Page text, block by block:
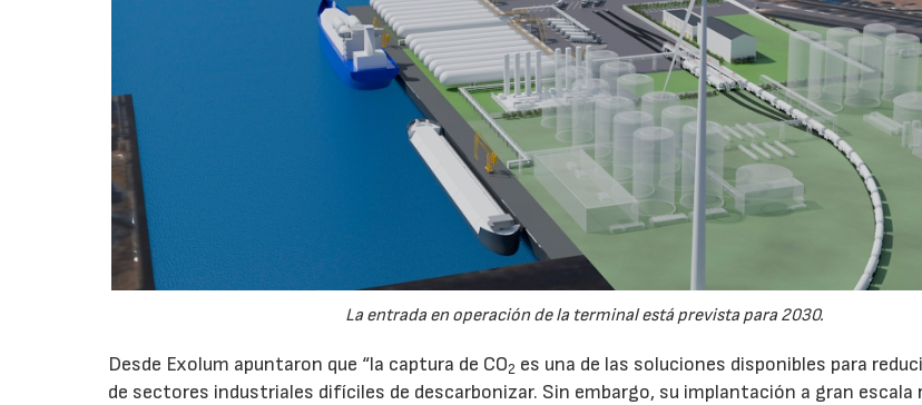
La entrada en operación de la terminal está prevista para 2030.
Desde Exolum apuntaron que “la captura de CO2 es una de las soluciones disponibles para
de sectores industriales difíciles de descarbonizar. Sin embargo, su implantación a gran escala